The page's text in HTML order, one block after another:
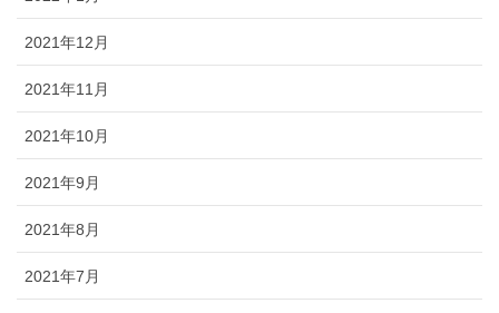
2021年12月
2021年11月
2021年10月
2021年9月
2021年8月
2021年7月